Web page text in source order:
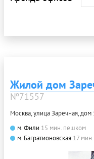
Жилой дом
№71557
Москва, улица Заречная, дом
м. Фили 15 мин. пешком
м. Багратионовская 17